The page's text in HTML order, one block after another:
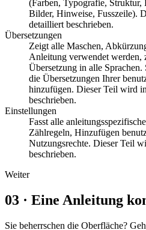
(Farben, Typografie, Struktur,
Bilder, Hinweise, Fusszeile).
detailliert beschrieben.
Übersetzungen
Zeigt alle Maschen,
Anleitung verwendet werden,
Übersetzung in alle
die Übersetzungen Ihrer
hinzufügen. Dieser Teil wird
beschrieben.
Einstellungen
Fasst alle
Zählregeln, Hinzufügen
Nutzungsrechte. Dieser Teil
beschrieben.
Weiter
03 · Eine Anleitung
Sie beherrschen die Oberfläche?